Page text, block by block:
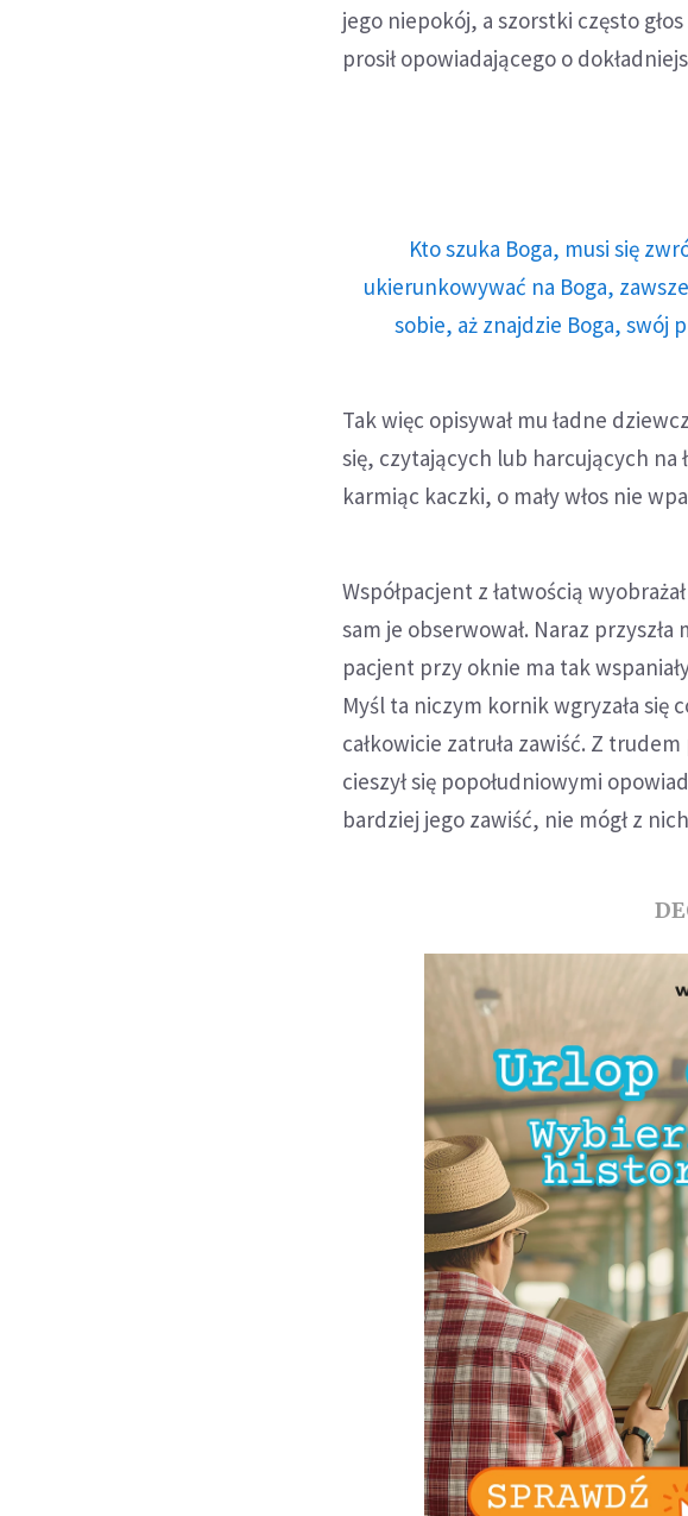
jego niepokój, a szorstki często
prosił opowiadającego o
Kto szuka Boga, musi się
ukierunkowywać na Boga,
sobie, aż znajdzie Boga, swój
Tak więc opisywał mu ładne
się, czytających lub harcujących na
karmiąc kaczki, o mały włos nie
Współpacjent z łatwością
sam je obserwował. Naraz
pacjent przy oknie ma tak
Myśl ta niczym kornik wgryzała się
całkowicie zatruła zawiść. Z
cieszył się popołudniowymi
bardziej jego zawiść, nie mógł z